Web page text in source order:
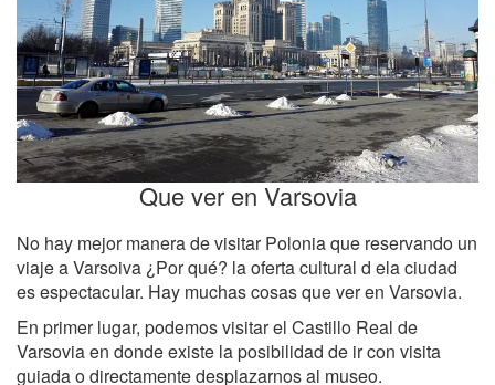
Que ver en Varsovia
No hay mejor manera de visitar Polonia que reservando un
viaje a Varsoiva ¿Por qué? la oferta cultural d ela ciudad
es espectacular. Hay muchas cosas que ver en Varsovia.
En primer lugar, podemos visitar el Castillo Real de
Varsovia en donde existe la posibilidad de ir con visita
guiada o directamente desplazarnos al museo.